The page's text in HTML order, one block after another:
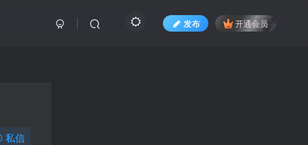
发布 开通会员
私信